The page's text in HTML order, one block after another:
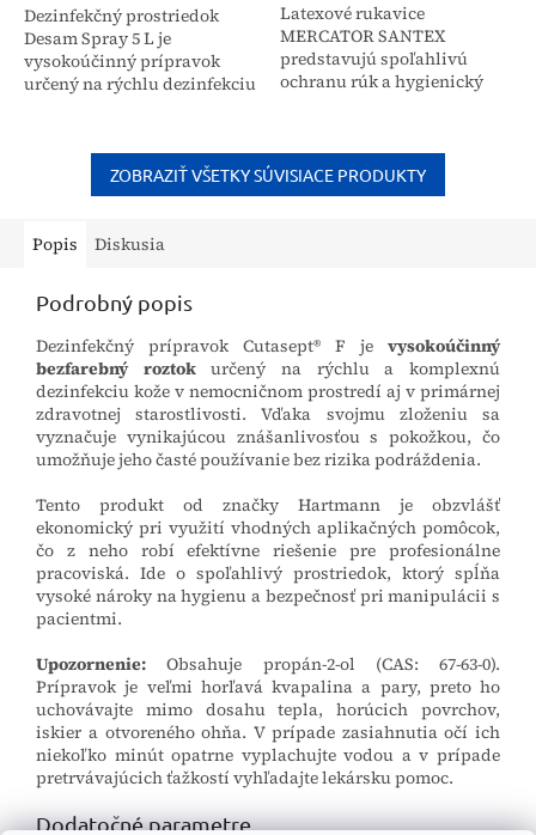
Dezinfekčný prostriedok
Desam Spray 5 L je
vysokoúčinný prípravok
určený na rýchlu dezinfekciu
zariadeniach aj
domácnostiach. Vďaka
svojmu...
Latexové rukavice
MERCATOR SANTEX
predstavujú spoľahlivú
ochranu rúk a hygienický
rukavice z prírodného
kaučukového latexu...
ZOBRAZIŤ VŠETKY SÚVISIACE PRODUKTY
Popis Diskusia
Podrobný popis
Dezinfekčný prípravok Cutasept® F je vysokoúčinný
bezfarebný roztokurčený na rýchlu a komplexnú
dezinfekciu kože v nemocničnom prostredí aj v primárnej
zdravotnej starostlivosti. Vďaka svojmu zloženiu sa
vyznačuje vynikajúcou znášanlivosťou s pokožkou, čo
umožňuje jeho časté používanie bez rizika podráždenia.
Tento produkt od značky Hartmann je obzvlášť
ekonomický pri využití vhodných aplikačných pomôcok,
čo z neho robí efektívne riešenie pre profesionálne
pracoviská. Ide o spoľahlivý prostriedok, ktorý spĺňa
vysoké nároky na hygienu a bezpečnosť pri manipulácii s
pacientmi.
Upozornenie: Obsahuje propán-2-ol (CAS: 67-63-0).
Prípravok je veľmi horľavá kvapalina a pary, preto ho
uchovávajte mimo dosahu tepla, horúcich povrchov,
iskier a otvoreného ohňa. V prípade zasiahnutia očí ich
niekoľko minút opatrne vyplachujte vodou a v prípade
pretrvávajúcich ťažkostí vyhľadajte lekársku pomoc.
Dodatočné parametre